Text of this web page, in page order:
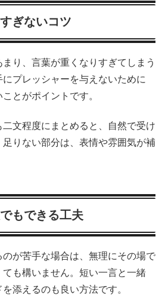
ぎないコツ
り、言葉が重くなりすぎてしまう
プレッシャーを与えないために
とがポイントです。
文程度にまとめると、自然で受け
りない部分は、表情や雰囲気が補
もできる工夫
が苦手な場合は、無理にその場で
も構いません。短い一言と一緒
添えるのも良い方法です。